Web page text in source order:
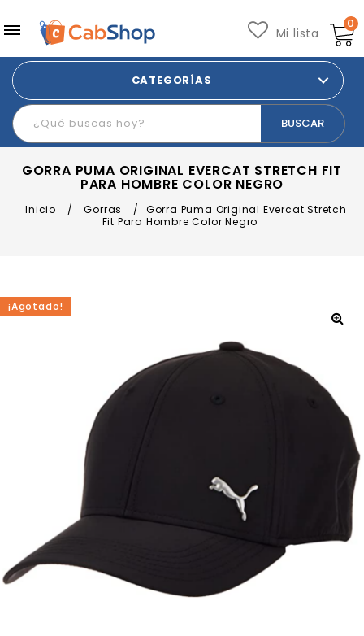
0
Mi lista
CATEGORÍAS
GORRA PUMA ORIGINAL EVERCAT STRETCH FIT
PARA HOMBRE COLOR NEGRO
Inicio / Gorras /
Gorra Puma Original Evercat Stretch
Fit Para Hombre Color Negro
¡Agotado!